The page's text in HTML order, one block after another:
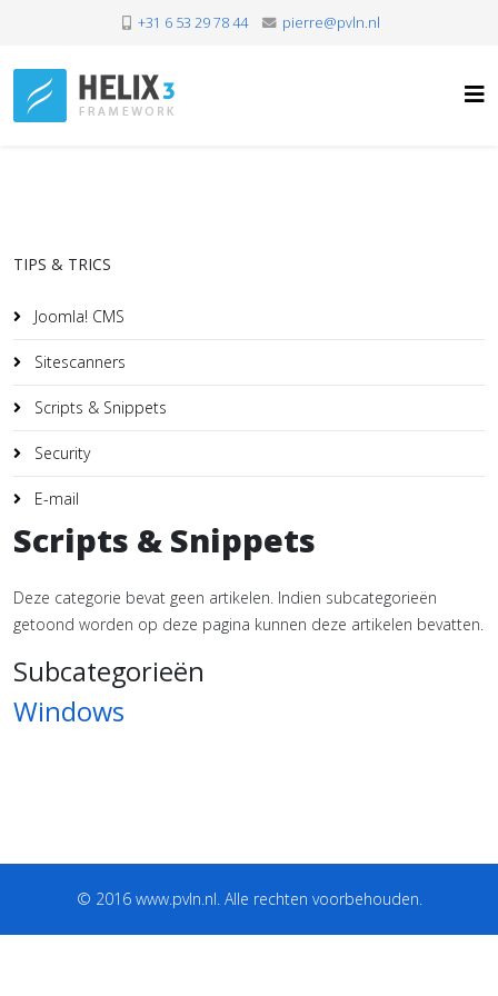
+31 6 53 29 78 44 pierre@pvln.nl
TIPS & TRICS
Joomla! CMS
Sitescanners
Scripts & Snippets
Security
E-mail
Scripts & Snippets
Deze categorie bevat geen artikelen. Indien subcategorieën
getoond worden op deze pagina kunnen deze artikelen bevatten.
Subcategorieën
Windows
© 2016 www.pvln.nl. Alle rechten voorbehouden.